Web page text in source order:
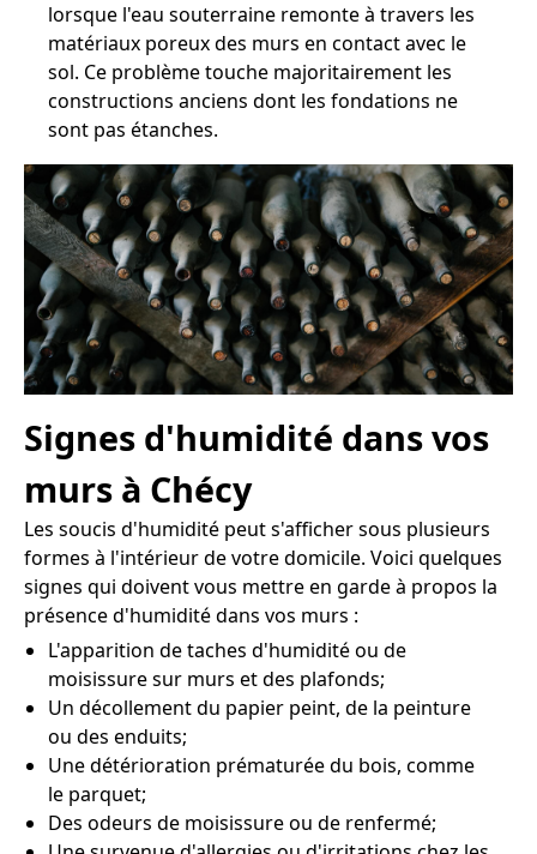
lorsque l'eau souterraine remonte à travers les
matériaux poreux des murs en contact avec le
sol. Ce problème touche majoritairement les
constructions anciens dont les fondations ne
sont pas étanches.
Signes d'humidité dans vos
murs à Chécy
Les soucis d'humidité peut s'afficher sous plusieurs
formes à l'intérieur de votre domicile. Voici quelques
signes qui doivent vous mettre en garde à propos la
présence d'humidité dans vos murs :
L'apparition de taches d'humidité ou de
moisissure sur murs et des plafonds;
Un décollement du papier peint, de la peinture
ou des enduits;
Une détérioration prématurée du bois, comme
le parquet;
Des odeurs de moisissure ou de renfermé;